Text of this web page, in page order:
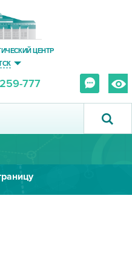
ЦЕНТР
259-777